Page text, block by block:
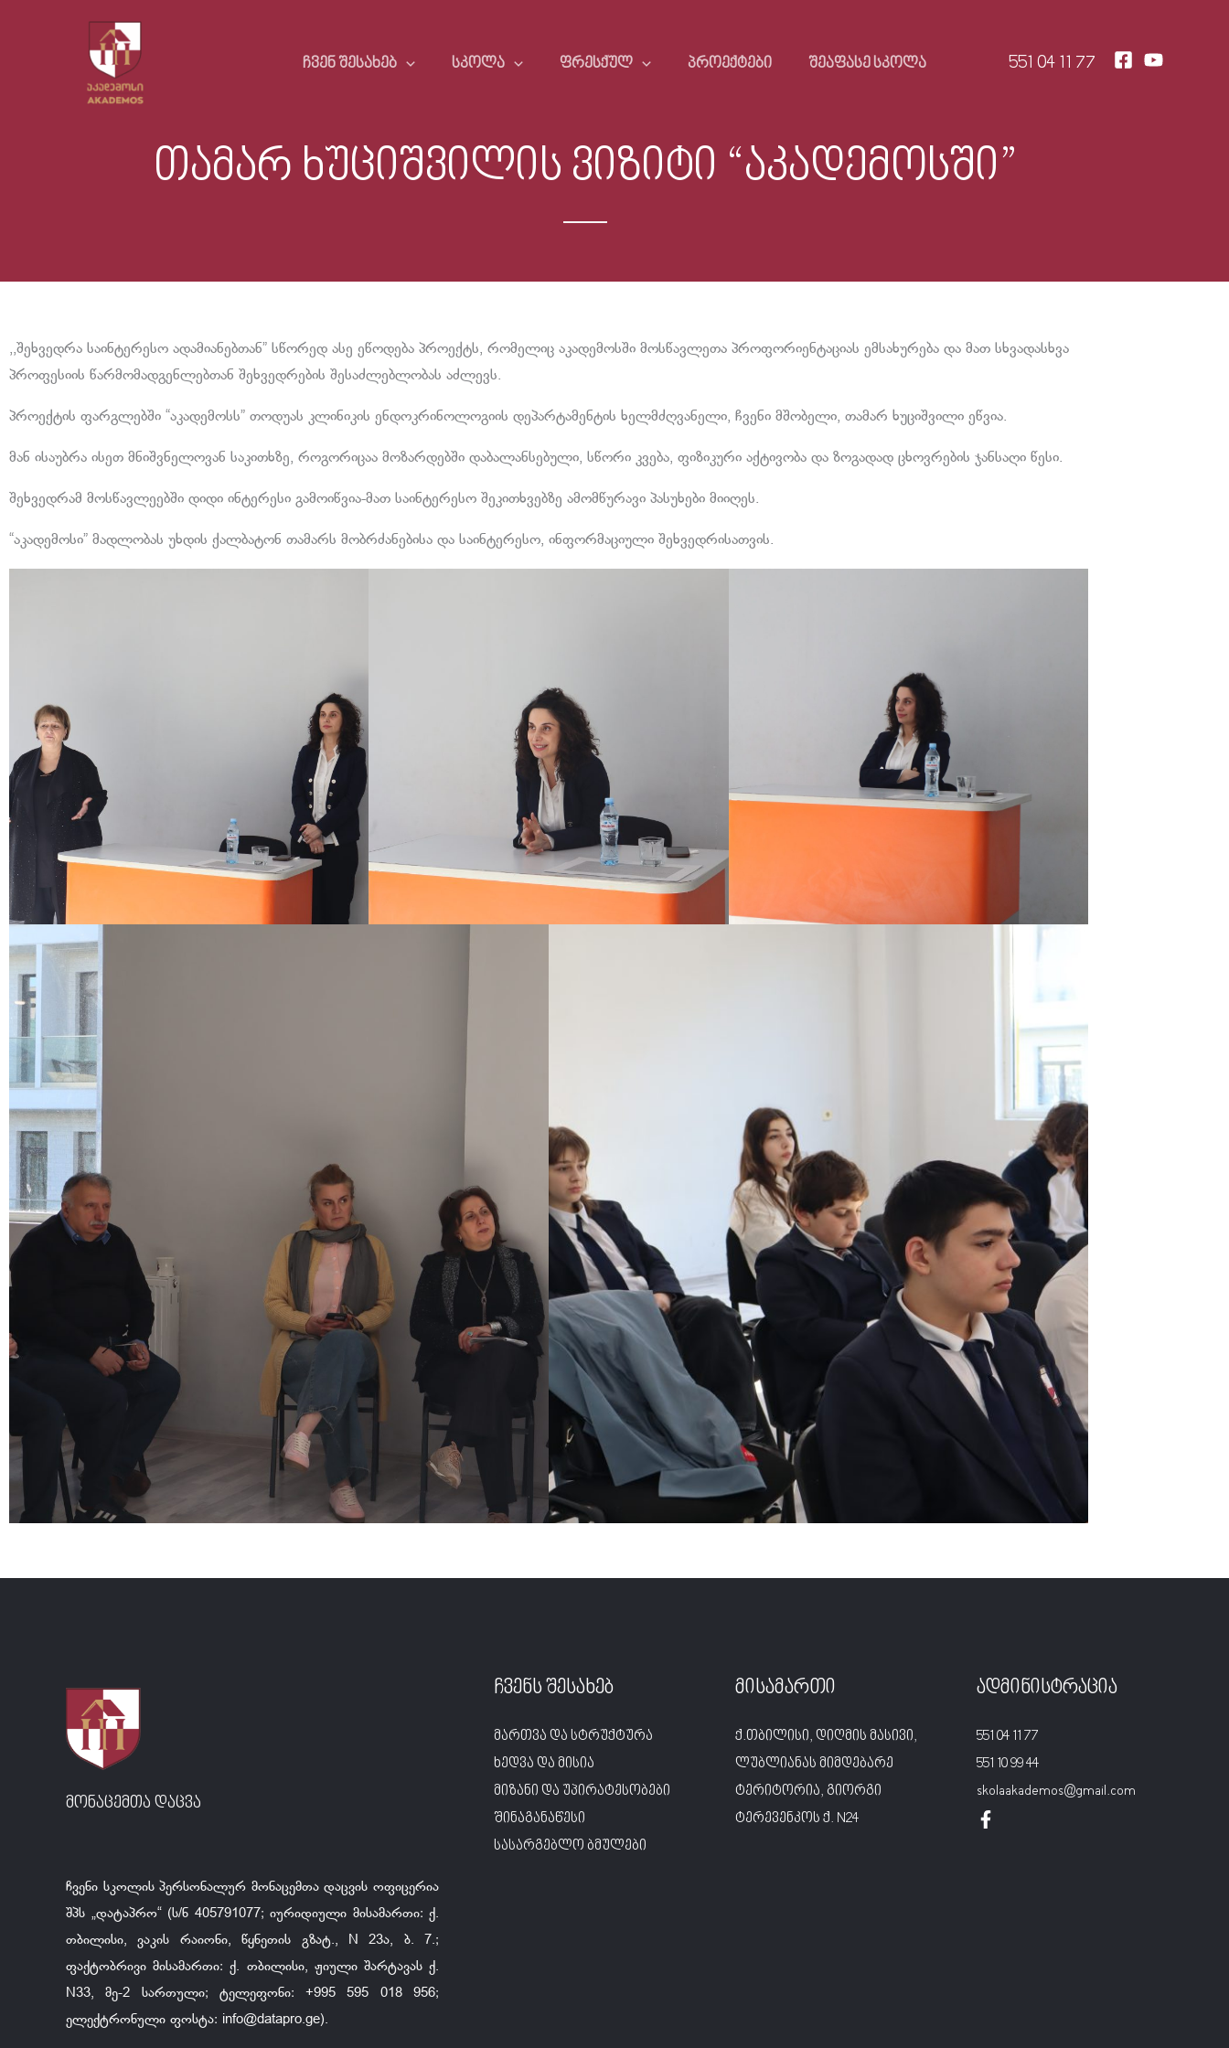
ᲩᲕᲔᲜ ᲨᲔᲡᲐᲮᲔᲑ ᲡᲙᲝᲚᲐ ᲤᲠᲔᲡᲥᲣᲚ ᲞᲠᲝᲔᲥᲢᲔᲑᲘ ᲨᲔᲐᲤᲐᲡᲔ ᲡᲙᲝᲚᲐ 551 04 11 77
თამარ ხუციშვილის ვიზიტი “აკადემოსში”
,,შეხვედრა საინტერესო ადამიანებთან” სწორედ ასე ეწოდება პროექტს, რომელიც აკადემოსში მოსწავლეთა პროფორიენტაციას ემსახურება და მათ სხვადასხვა
პროფესიის წარმომადგენლებთან შეხვედრების შესაძლებლობას აძლევს.
პროექტის ფარგლებში “აკადემოსს” თოდუას კლინიკის ენდოკრინოლოგიის დეპარტამენტის ხელმძღვანელი, ჩვენი მშობელი, თამარ ხუციშვილი ეწვია.
მან ისაუბრა ისეთ მნიშვნელოვან საკითხზე, როგორიცაა მოზარდებში დაბალანსებული, სწორი კვება, ფიზიკური აქტივობა და ზოგადად ცხოვრების ჯანსაღი წესი.
შეხვედრამ მოსწავლეებში დიდი ინტერესი გამოიწვია-მათ საინტერესო შეკითხვებზე ამომწურავი პასუხები მიიღეს.
“აკადემოსი” მადლობას უხდის ქალბატონ თამარს მობრძანებისა და საინტერესო, ინფორმაციული შეხვედრისათვის.
მონაცემთა დაცვა
ჩვენი სკოლის პერსონალურ მონაცემთა დაცვის ოფიცერია
შპს „დატაპრო“ (ს/ნ 405791077; იურიდიული მისამართი: ქ.
თბილისი, ვაკის რაიონი, წყნეთის გზატ., N 23ა, ბ. 7.;
ფაქტობრივი მისამართი: ქ. თბილისი, ჟიული შარტავას ქ.
N33, მე-2 სართული; ტელეფონი: +995 595 018 956;
ელექტრონული ფოსტა: info@datapro.ge).
ჩვენს შესახებ
მართვა და სტრუქტურა
ხედვა და მისია
მიზანი და უპირატესობები
შინაგანაწესი
სასარგებლო ბმულები
მისამართი
ქ.თბილისი, დიღმის მასივი,
ლუბლიანას მიმდებარე
ტერიტორია, გიორგი
ტერევენკოს ქ. N24
ადმინისტრაცია
551 04 11 77
551 10 99 44
skolaakademos@gmail.com